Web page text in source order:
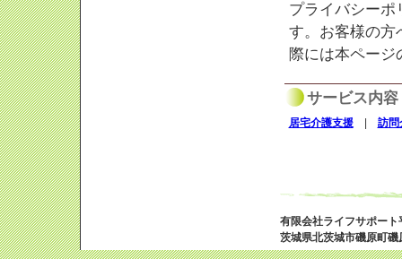
プライバシーポ
す。お客様の方
際には本ページ
サービス内容
居宅介護支援| 訪問
有限会社ライフサポート
茨城県北茨城市磯原町